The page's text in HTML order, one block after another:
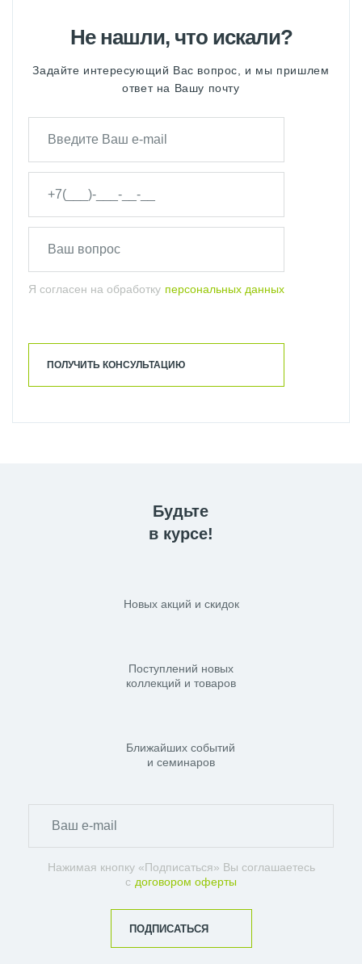
Не нашли, что искали?
Задайте интересующий Вас вопрос, и мы пришлем
ответ на Вашу почту
Я согласен на обработку персональных данных
ПОЛУЧИТЬ КОНСУЛЬТАЦИЮ
Будьте
в курсе!
Новых акций и скидок
Поступлений новых
коллекций и товаров
Ближайших событий
и семинаров
Нажимая кнопку «Подписаться» Вы соглашаетесь
с договором оферты
ПОДПИСАТЬСЯ